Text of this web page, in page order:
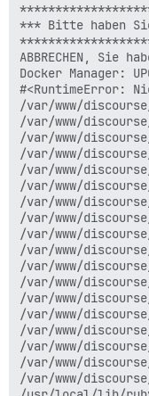
*** Bitte haben
ABBRECHEN, Sie
Docker Manager:
#<RuntimeError:
/var/www/
/var/www/
/var/www/
/var/www/
/var/www/
/var/www/
/var/www/
/var/www/
/var/www/
/var/www/
/var/www/
/var/www/
/var/www/
/var/www/
/var/www/
/var/www/
/var/www/
/var/www/